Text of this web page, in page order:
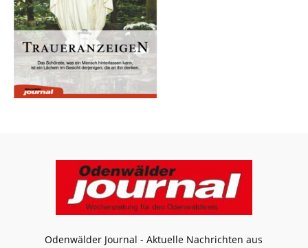
Odenwälder Journal - Aktuelle Nachrichten aus